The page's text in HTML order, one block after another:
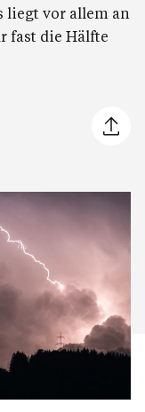
liegt vor allem an
fast die Hälfte
Artikel